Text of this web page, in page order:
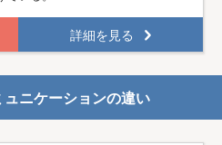
詳細を見る
ニケーションの違い